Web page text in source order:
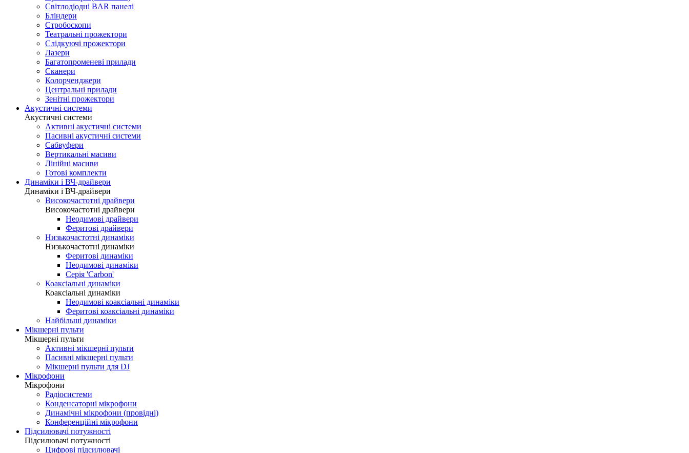
Світлодіодні BAR панелі
Бліндери
Стробоскопи
Театральні прожектори
Слідкуючі прожектори
Лазери
Багатопроменеві прилади
Сканери
Колорченджери
Центральні прилади
Зенітні прожектори
Акустичні системи
Акустичні системи
Активні акустичні системи
Пасивні акустичні системи
Сабвуфери
Вертикальні масиви
Лінійні масиви
Готові комплекти
Динаміки і ВЧ-драйвери
Динаміки і ВЧ-драйвери
Високочастотні драйвери
Високочастотні драйвери
Неодимові драйвери
Феритові драйвери
Низькочастотні динаміки
Низькочастотні динаміки
Феритові динаміки
Неодимові динаміки
Серія 'Carbon'
Коаксіальні динаміки
Коаксіальні динаміки
Неодимові коаксіальні динаміки
Феритові коаксіальні динаміки
Найбільші динаміки
Мікшерні пульти
Мікшерні пульти
Активні мікшерні пульти
Пасивні мікшерні пульти
Мікшерні пульти для DJ
Мікрофони
Мікрофони
Радіосистеми
Конденсаторні мікрофони
Динамічні мікрофони (провідні)
Конференційні мікрофони
Підсилювачі потужності
Підсилювачі потужності
Цифрові підсилювачі